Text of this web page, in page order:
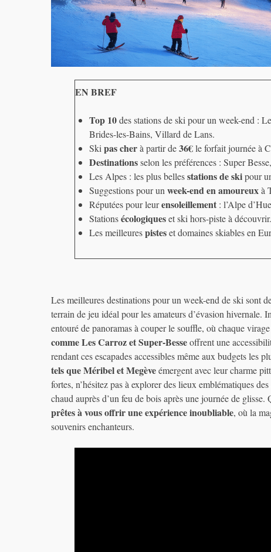
EN BREF
Top 10des stations de ski pour un week-end :
Brides-les-Bains, Villard de Lans.
Ski pas cherà partir de36€le forfait journée à
Destinationsselon les préférences : Super
Les Alpes : les plus bellesstations de skipour
Suggestions pour un week-end en amoureuxà
Réputées pour leurensoleillement : l’Alpe
Stationsécologiqueset ski hors-piste à découvrir.
Les meilleurespisteset domaines skiables en
Les meilleures destinations pour un week-end de ski sont
terrain de jeu idéal pour les amateurs d’évasion hivernale.
entouré de panoramas à couper le souffle, où chaque
comme Les Carroz et Super-Besseoffrent une
rendant ces escapades accessibles même aux budgets les
tels que Méribel et Megèveémergent avec leur charme
fortes, n’hésitez pas à explorer des lieux emblématiques des
chaud auprès d’un feu de bois après une journée de
prêtes à vous offrir une expérience inoubliable, où la
souvenirs enchanteurs.